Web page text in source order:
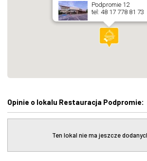
Podpromie 12
tel: 48 17 778 81 73
Opinie o lokalu Restauracja Podpromie:
Ten lokal nie ma jeszcze